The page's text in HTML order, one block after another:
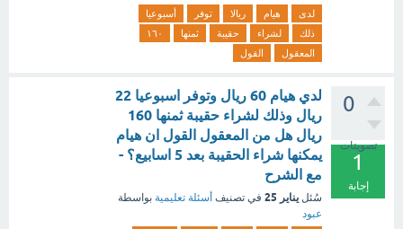
لدى هيام ريالا توفر
أسبوعيا
ذلك
لشراء حقيبة ثمنها
١٦٠
المعقول
القول
0
تصويتات
1
إجابة
لدي هيام 60 ريال وتوفر اسبوعيا 22
ريال وذلك لشراء حقيبة ثمنها 160
ريال هل من المعقول القول ان هيام
يمكنها شراء الحقيبة بعد 5 اسابيع؟ -
مع الشرح
سُئل يناير 25 في تصنيف أسئلة تعليمية بواسطة
عبود